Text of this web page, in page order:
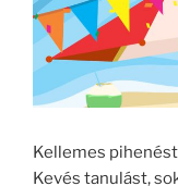
Kellemes
Kevés tanulást,